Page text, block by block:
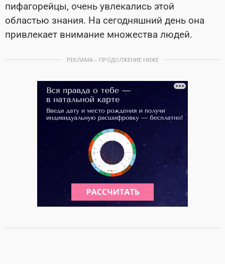
пифагорейцы, очень увлекались этой
областью знания. На сегодняшний день она
привлекает внимание множества людей.
РЕКЛАМА – ПРОДОЛЖЕНИЕ НИЖЕ